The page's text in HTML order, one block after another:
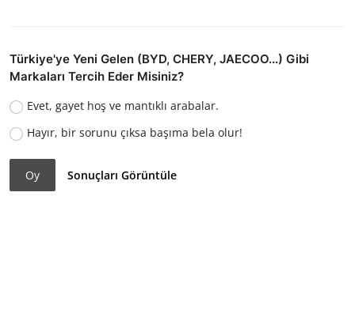
Türkiye'ye Yeni Gelen (BYD, CHERY, JAECOO...) Gibi
Markaları Tercih Eder Misiniz?
Evet, gayet hoş ve mantıklı arabalar.
Hayır, bir sorunu çıksa başıma bela olur!
Oy Sonuçları Görüntüle